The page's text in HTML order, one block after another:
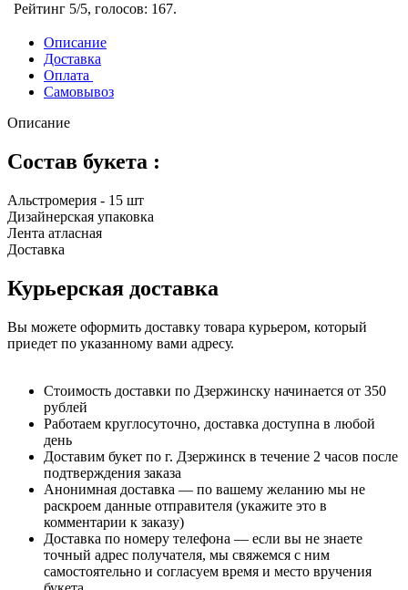
Рейтинг 5/5, голосов: 167.
Описание
Доставка
Оплата
Самовывоз
Описание
Состав букета :
Альстромерия - 15 шт
Дизайнерская упаковка
Лента атласная
Доставка
Курьерская доставка
Вы можете оформить доставку товара курьером, который
приедет по указанному вами адресу.
Стоимость доставки по Дзержинску начинается от 350
рублей
Работаем круглосуточно, доставка доступна в любой
день
Доставим букет по г. Дзержинск в течение 2 часов после
подтверждения заказа
Анонимная доставка — по вашему желанию мы не
раскроем данные отправителя (укажите это в
комментарии к заказу)
Доставка по номеру телефона — если вы не знаете
точный адрес получателя, мы свяжемся с ним
самостоятельно и согласуем время и место вручения